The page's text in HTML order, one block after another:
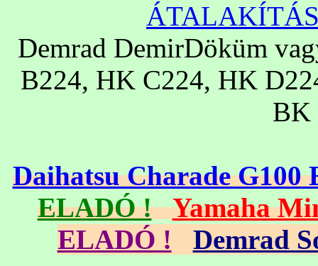
Demrad DemirDöküm
B224, HK C224, HK
BK
Daihatsu Charade G100
ELADÓ !
Yamaha
ELADÓ !
Demrad